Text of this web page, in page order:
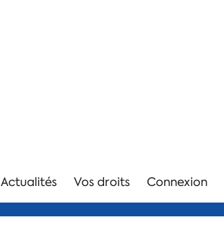
Actualités Vos droits Connexion